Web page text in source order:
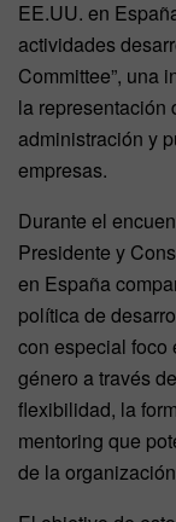
EE.UU. en
actividades
Committee”, una
la representación
administración y
empresas.
Durante el
Presidente y
en España
política de
con especial foco
género a través
flexibilidad, la
mentoring que
de la